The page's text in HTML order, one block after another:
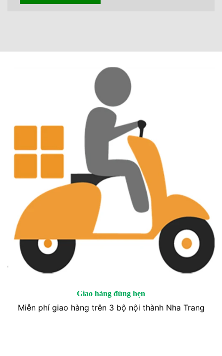
Giao hàng đúng hẹn
Miễn phí giao hàng trên 3 bộ nội thành Nha Trang